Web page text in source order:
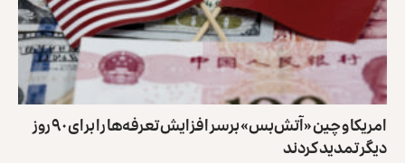
امریکا و چین «آتش‌بس» برسر افزایش تعرفه‌ها را برای ۹۰ روز
دیگر تمدید کردند